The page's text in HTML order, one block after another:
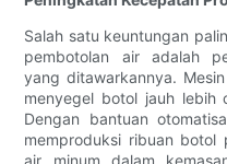
Salah satu keuntungan
pembotolan air adalah
yang ditawarkannya.
menyegel botol jauh lebih
Dengan bantuan
memproduksi ribuan botol